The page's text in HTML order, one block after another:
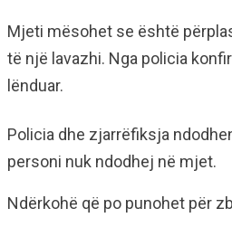
Mjeti mësohet se është
të një lavazhi. Nga policia
lënduar.
Policia dhe zjarrëfiksja
personi nuk ndodhej në mjet.
Ndërkohë që po punohet për